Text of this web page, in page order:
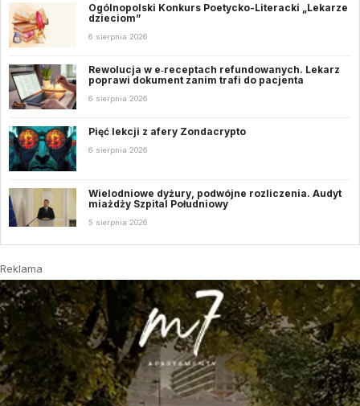
Ogólnopolski Konkurs Poetycko-Literacki „Lekarze
dzieciom”
6 sierpnia 2026
Rewolucja w e‑receptach refundowanych. Lekarz
poprawi dokument zanim trafi do pacjenta
6 sierpnia 2026
Pięć lekcji z afery Zondacrypto
6 sierpnia 2026
Wielodniowe dyżury, podwójne rozliczenia. Audyt
miażdży Szpital Południowy
5 sierpnia 2026
Reklama